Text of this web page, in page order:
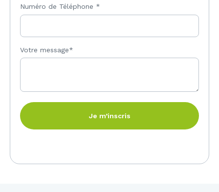
Numéro de Téléphone *
Votre message*
Je m’inscris